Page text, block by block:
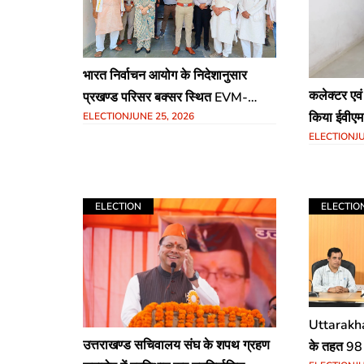
भारत निर्वाचन आयोग के निदेशानुसार
प्रखण्ड परिसर बक्सर स्थित EVM-
VVPAT वेयर हाउस का जिला निर्वाचन
का त्रैमासिक आंतरिक निरीक्षण
ELECTIONJUNE 25, 2026
कलेक्टर एवं
किया
त्रैमासिक
ELECTION
ELECTION
उत्तराखण्ड सचिवालय संघ के शपथ ग्रहण
के तहत 98